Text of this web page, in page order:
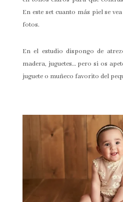
En este set cuanto más piel se
fotos.
En el estudio dispongo de
madera, juguetes… pero si os
juguete o muñeco favorito del